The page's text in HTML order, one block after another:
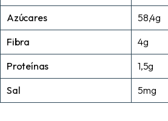
Azúcares
58,4g
Fibra
4g
Proteínas
1,5g
Sal
5mg